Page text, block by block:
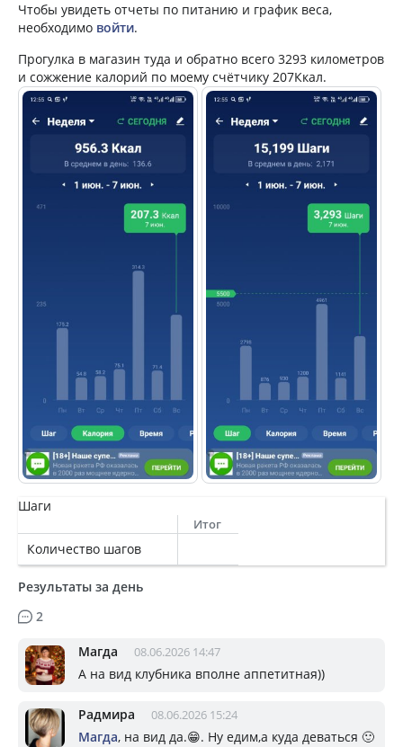
Чтобы увидеть отчеты по питанию и график веса,
необходимо войти.
Прогулка в магазин туда и обратно всего 3293 километров
и сожжение калорий по моему счётчику 207Ккал.
Шаги
Итог
Количество шагов
Результаты за день
2
Магда 08.06.2026 14:47
А на вид клубника вполне аппетитная))
Радмира 08.06.2026 15:24
Магда, на вид да.😁. Ну едим,а куда деваться 🙂